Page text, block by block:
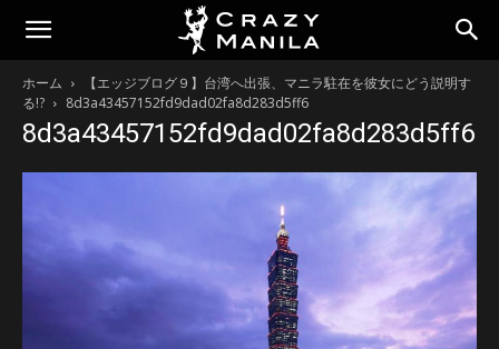
ホーム
【エッジブログ９】台湾へ出張、マニラ駐在を彼女にどう説明す
る!?
8d3a43457152fd9dad02fa8d283d5ff6
8d3a43457152fd9dad02fa8d283d5ff6